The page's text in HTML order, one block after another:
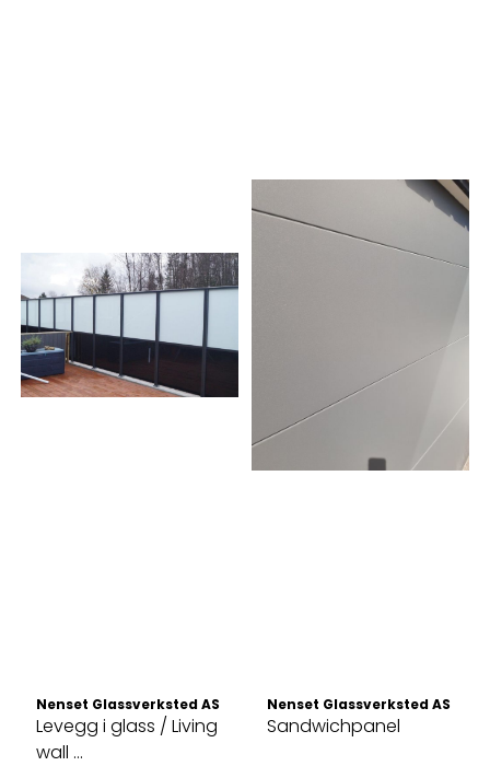
Nenset Glassverksted AS
Levegg i glass / Living
wall ...
Nenset Glassverksted AS
Sandwichpanel